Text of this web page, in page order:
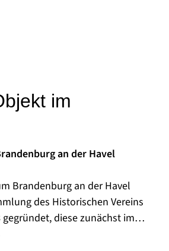
im
an der Havel
Brandenburg an der Havel
des Historischen Vereins
diese zunächst im
im barocken Frey-Haus